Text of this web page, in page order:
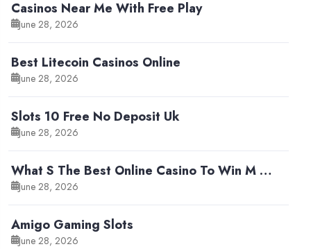
Casinos Near Me With Free Play
June 28, 2026
Best Litecoin Casinos Online
June 28, 2026
Slots 10 Free No Deposit Uk
June 28, 2026
What S The Best Online Casino To Win M …
June 28, 2026
Amigo Gaming Slots
June 28, 2026